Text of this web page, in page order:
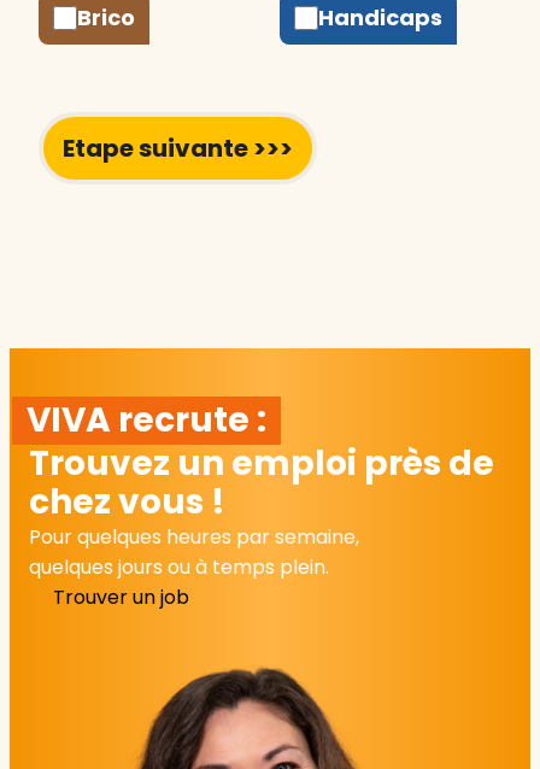
Brico Handicaps
VIVA recrute :
Trouvez un emploi près de
chez vous !
Pour quelques heures par semaine,
quelques jours ou à temps plein.
Trouver un job